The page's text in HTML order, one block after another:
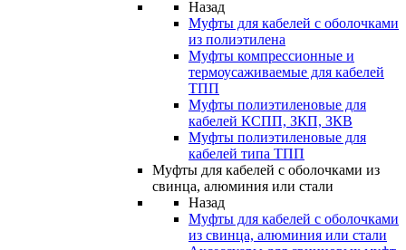
Назад
Муфты для кабелей с оболочками
из полиэтилена
Муфты компрессионные и
термоусаживаемые для кабелей
ТПП
Муфты полиэтиленовые для
кабелей КСПП, ЗКП, ЗКВ
Муфты полиэтиленовые для
кабелей типа ТПП
Муфты для кабелей с оболочками из
свинца, алюминия или стали
Назад
Муфты для кабелей с оболочками
из свинца, алюминия или стали